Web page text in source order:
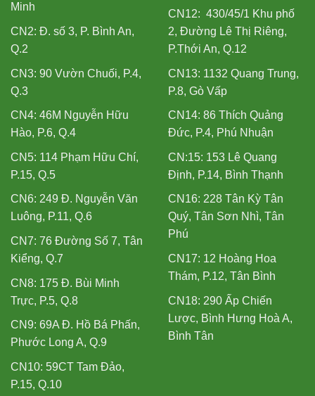
Minh
CN2: Đ. số 3, P. Bình An,
Q.2
CN3: 90 Vườn Chuối, P.4,
Q.3
CN4: 46M Nguyễn Hữu
Hào, P.6, Q.4
CN5: 114 Phạm Hữu Chí,
P.15, Q.5
CN6: 249 Đ. Nguyễn Văn
Luông, P.11, Q.6
CN7: 76 Đường Số 7, Tân
Kiểng, Q.7
CN8: 175 Đ. Bùi Minh
Trực, P.5, Q.8
CN9: 69A Đ. Hồ Bá Phấn,
Phước Long A, Q.9
CN10: 59CT Tam Đảo,
P.15, Q.10
CN12: 430/45/1 Khu phố
2, Đường Lê Thị Riêng,
P.Thới An, Q.12
CN13: 1132 Quang Trung,
P.8, Gò Vấp
CN14: 86 Thích Quảng
Đức, P.4, Phú Nhuận
CN:15: 153 Lê Quang
Định, P.14, Bình Thạnh
CN16: 228 Tân Kỳ Tân
Quý, Tân Sơn Nhì, Tân
Phú
CN17: 12 Hoàng Hoa
Thám, P.12, Tân Bình
CN18: 290 Ấp Chiến
Lược, Bình Hưng Hoà A,
Bình Tân